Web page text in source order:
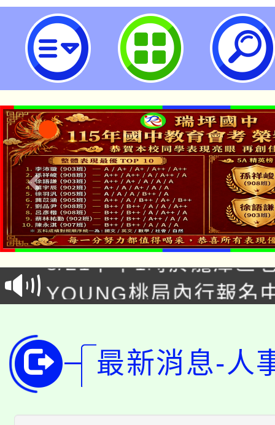
檢送「公立中小學兼任行政職務教
準」第4點發布令影本及行政規則
桃園市立瑞坪國民中學
「本色祭」8/29、30在
場熱烈登場!
8/21下午1時於龍潭區
徵才活動。
YOUNG桃局內行報名
開!
115年桃園市運動會8/
田徑場及游泳池舉行。
桃園市低收入戶享有免
視費優惠，中低收入戶
最新消息-人